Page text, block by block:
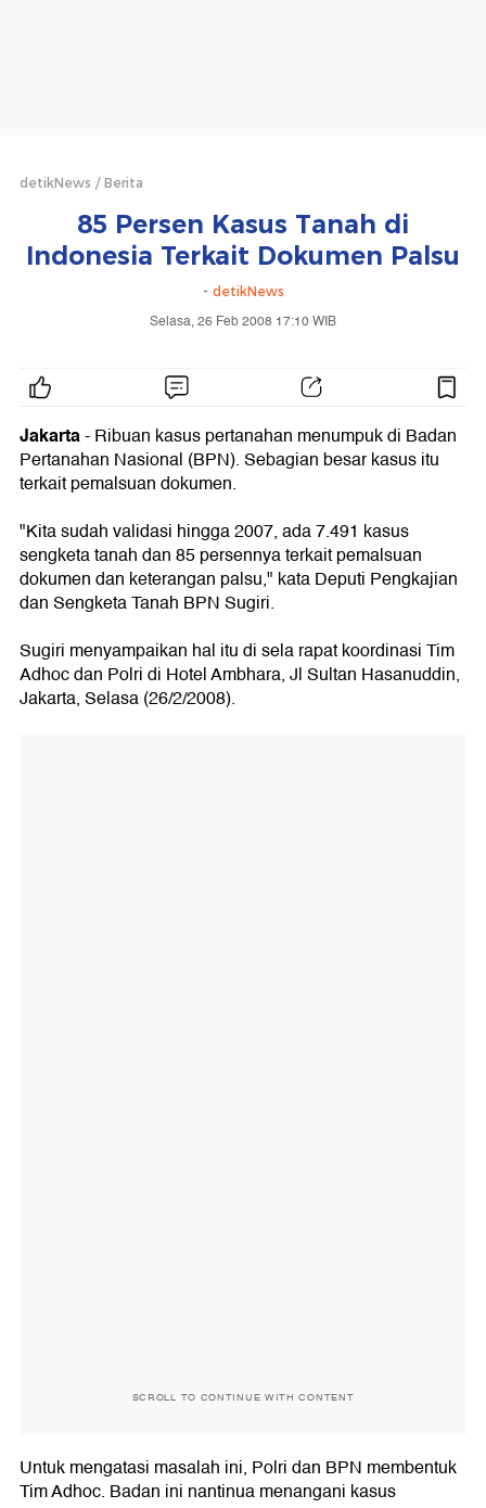
detikNews Berita
85 Persen Kasus Tanah di
Indonesia Terkait Dokumen Palsu
- detikNews
Selasa, 26 Feb 2008 17:10 WIB
Jakarta-Ribuan kasus pertanahan menumpuk di Badan
Pertanahan Nasional (BPN). Sebagian besar kasus itu
terkait pemalsuan dokumen.
"Kita sudah validasi hingga 2007, ada 7.491 kasus
sengketa tanah dan 85 persennya terkait pemalsuan
dokumen dan keterangan palsu," kata Deputi Pengkajian
dan Sengketa Tanah BPN Sugiri.
Sugiri menyampaikan hal itu di sela rapat koordinasi Tim
Adhoc dan Polri di Hotel Ambhara, Jl Sultan Hasanuddin,
Jakarta, Selasa (26/2/2008).
SCROLL TO CONTINUE WITH CONTENT
Untuk mengatasi masalah ini, Polri dan BPN membentuk
Tim Adhoc. Badan ini nantinua menangani kasus